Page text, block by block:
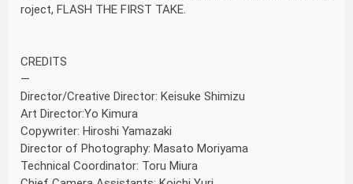
roject, FLASH THE FIRST TAKE.
CREDITS
―
Director/Creative Director: Keisuke Shimizu
Art Director:Yo Kimura
Copywriter: Hiroshi Yamazaki
Director of Photography: Masato Moriyama
Technical Coordinator: Toru Miura